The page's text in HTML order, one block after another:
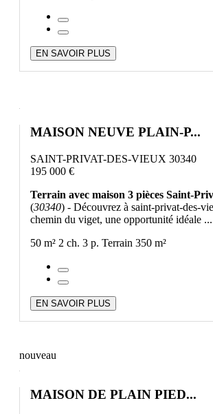
EN SAVOIR PLUS
MAISON NEUVE PLAIN-P...
SAINT-PRIVAT-DES-VIEUX 30340
195 000 €
Terrain avec maison 3 pièces Saint-
(30340) - Découvrez à saint-privat-des-
chemin du viget, une opportunité idéale ...
50 m² 2 ch. 3 p. Terrain 350 m²
EN SAVOIR PLUS
nouveau
MAISON DE PLAIN PIED...